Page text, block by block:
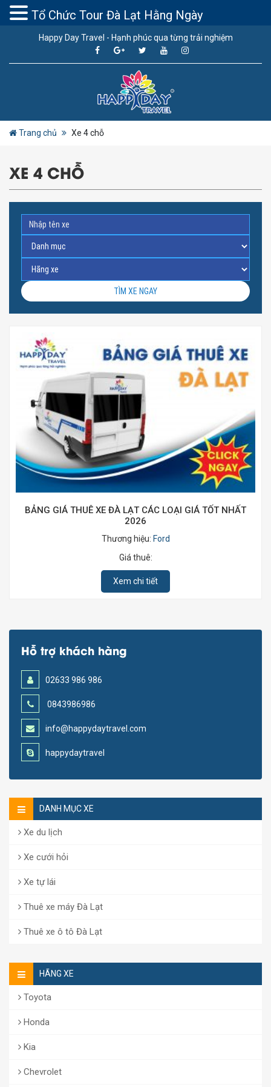
Happy Day Travel - Hạnh phúc qua từng trải nghiệm
Trang chủ Xe 4 chỗ
XE 4 CHỖ
TÌM XE NGAY
BẢNG GIÁ THUÊ XE ĐÀ LẠT CÁC LOẠI GIÁ TỐT NHẤT
2026
Thương hiệu: Ford
Giá thuê:
Xem chi tiết
Hỗ trợ khách hàng
02633 986 986
0843986986
info@happydaytravel.com
happydaytravel
DANH MỤC XE
Xe du lịch
Xe cưới hỏi
Xe tự lái
Thuê xe máy Đà Lạt
Thuê xe ô tô Đà Lạt
HÃNG XE
Toyota
Honda
Kia
Chevrolet
Tổ Chức Tour Đà Lạt Hằng Ngày